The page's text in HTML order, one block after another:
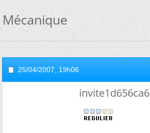
Mécanique
25/04/2007, 19h06
invite1d656ca6